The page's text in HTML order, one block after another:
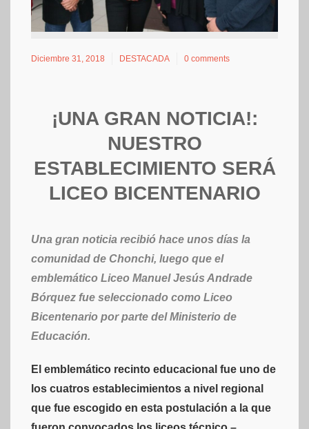
Diciembre 31, 2018 DESTACADA 0 comments
¡UNA GRAN NOTICIA!:
NUESTRO
ESTABLECIMIENTO SERÁ
LICEO BICENTENARIO
Una gran noticia recibió hace unos días la
comunidad de Chonchi, luego que el
emblemático Liceo Manuel Jesús Andrade
Bórquez fue seleccionado como Liceo
Bicentenario por parte del Ministerio de
Educación.
El emblemático recinto educacional fue uno de
los cuatros establecimientos a nivel regional
que fue escogido en esta postulación a la que